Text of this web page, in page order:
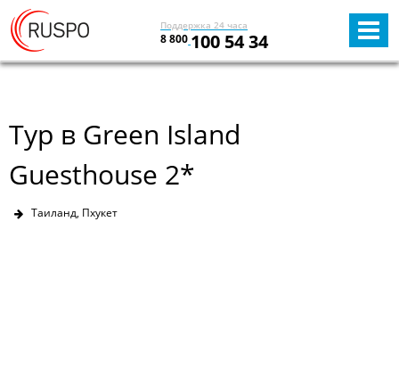
Поддержка 24 часа
8 800 100 54 34
Тур в Green Island
Guesthouse 2*
Таиланд, Пхукет